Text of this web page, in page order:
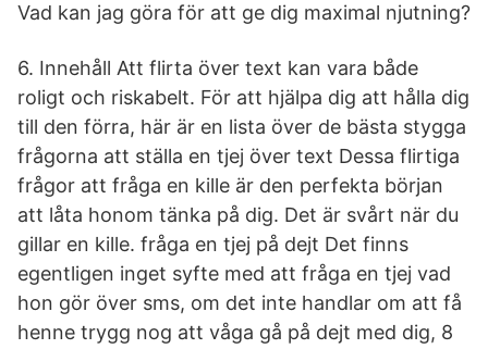
Vad kan jag göra för att ge dig maximal njutning?
6. Innehåll Att flirta över text kan vara både
roligt och riskabelt. För att hjälpa dig att hålla dig
till den förra, här är en lista över de bästa stygga
frågorna att ställa en tjej över text Dessa flirtiga
frågor att fråga en kille är den perfekta början
att låta honom tänka på dig. Det är svårt när du
gillar en kille. fråga en tjej på dejt Det finns
egentligen inget syfte med att fråga en tjej vad
hon gör över sms, om det inte handlar om att få
henne trygg nog att våga gå på dejt med dig, 8